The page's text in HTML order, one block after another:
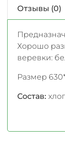
Отзывы (0)
Хорошо
веревки:
Размер
Состав: